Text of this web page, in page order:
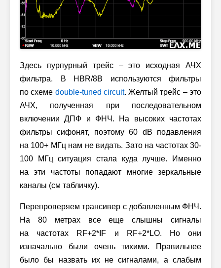
Здесь пурпурный трейс – это исходная АЧХ
фильтра. В HBR/8B используются фильтры
по схеме double-tuned circuit. Желтый трейс – это
АЧХ, полученная при последовательном
включении ДПФ и ФНЧ. На высоких частотах
фильтры сифонят, поэтому 60 dB подавления
на 100+ МГц нам не видать. Зато на частотах 30-
100 МГц ситуация стала куда лучше. Именно
на эти частоты попадают многие зеркальные
каналы (см табличку).
Перепроверяем трансивер с добавленным ФНЧ.
На 80 метрах все еще слышны сигналы
на частотах RF+2*IF и RF+2*LO. Но они
изначально были очень тихими. Правильнее
было бы назвать их не сигналами, а слабым